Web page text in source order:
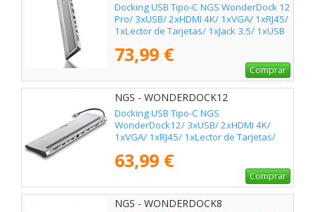
Docking USB Tipo-C NGS WonderDock 12
Pro/ 3xUSB/ 2xHDMI 4K/ 1xVGA/ 1xRJ45/
1xLector de Tarjetas/ 1xJack 3.5/ 1xUSB
73,99 €
Comprar
NGS - WONDERDOCK12
Docking USB Tipo-C NGS
WonderDock12/ 3xUSB/ 2xHDMI 4K/
1xVGA/ 1xRJ45/ 1xLector de Tarjetas/
63,99 €
Comprar
NGS - WONDERDOCK8